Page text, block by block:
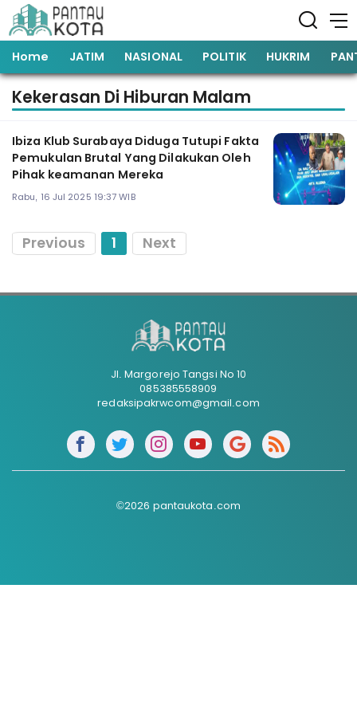
Home JATIM NASIONAL POLITIK HUKRIM
Kekerasan Di Hiburan Malam
Ibiza Klub Surabaya Diduga Tutupi Fakta
Pemukulan Brutal Yang Dilakukan Oleh
Pihak keamanan Mereka
Rabu, 16 Jul 2025 19:37 WIB
Previous 1 Next
Jl. Margorejo Tangsi No 10
085385558909
redaksipakrwcom@gmail.com
©2026 pantaukota.com